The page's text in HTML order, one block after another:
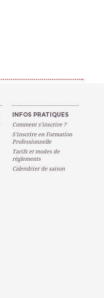
INFOS PRATIQUES
Comment s’inscrire ?
S’inscrire en Formation
Professionnelle
Tarifs et modes de
règlements
Calendrier de saison